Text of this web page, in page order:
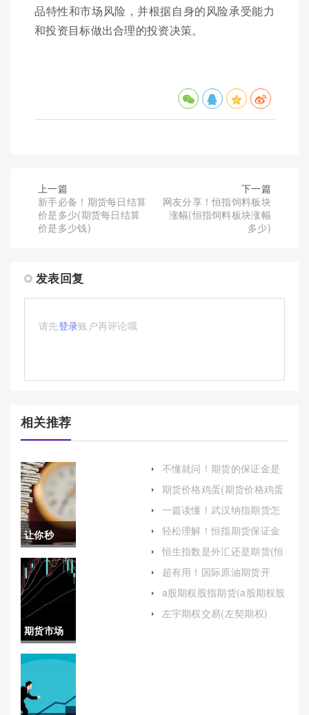
品特性和市场风险，并根据自身的风险承受能力
和投资目标做出合理的投资决策。
上一篇
新手必备！期货每日结算
价是多少(期货每日结算
价是多少钱)
下一篇
网友分享！恒指饲料板块
涨幅(恒指饲料板块涨幅
多少)
发表回复
请先登录账户再评论哦
相关推荐
让你秒
懂！期货
盈亏(理
解、管理
与心理调
适)
期货市场
工业品板
块代码(期
货市场工
不懂就问！期货的保证金是
多少(期货的保证金怎么算)
期货价格鸡蛋(期货价格鸡蛋
价格走势)
一篇读懂！武汉纳指期货怎
么开户（提高自己的交易技
能和风险管理能力）
轻松理解！恒指期货保证金
多少（提高交易效率和风险
管理至关重要）
恒生指数是外汇还是期货(恒
生指数是不是期货)
超有用！国际原油期货开
户：入门指南与关键考量
a股期权股指期货(a股期权股
指期货区别)
左宇期权交易(左契期权)